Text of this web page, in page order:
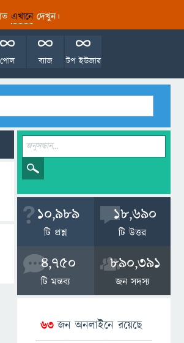
এখানেদেখুন।
টপ ইউজার
ব্যাজ
পোল
10,989
টি প্রশ্ন
18,690
টি উত্তর
4,750
টি মন্তব্য
890,391
জন সদস্য
63জন অনলাইনে রয়েছে